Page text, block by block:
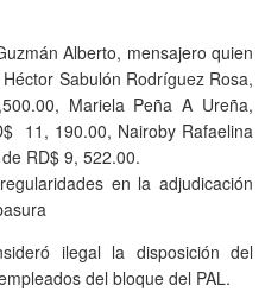
Alberto, mensajero quien
Sabulón Rodríguez Rosa,
Mariela Peña A Ureña,
11, 190.00, Nairoby Rafaelina
RD$ 9, 522.00.
en la adjudicación
ilegal la disposición del
del bloque del PAL.